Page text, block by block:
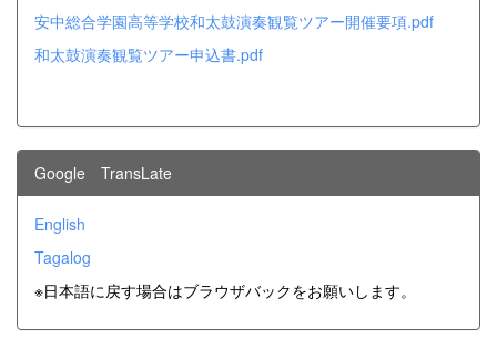
安中総合学園高等学校和太鼓演奏観覧ツアー開催要項.pdf
和太鼓演奏観覧ツアー申込書.pdf
Google TransLate
English
Tagalog
※日本語に戻す場合はブラウザバックをお願いします。